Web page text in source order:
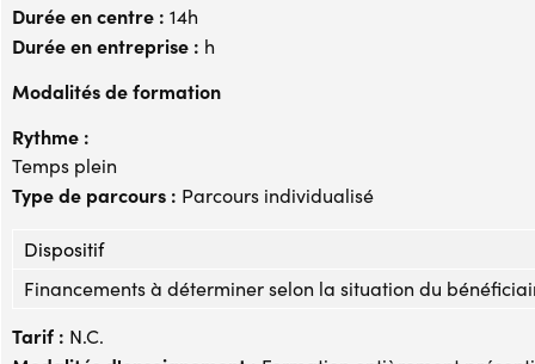
Durée en centre : 14h
Durée en entreprise : h
Modalités de formation
Rythme :
Temps plein
Type de parcours : Parcours individualisé
Dispositif
Financements à déterminer selon la situation du
Tarif : N.C.